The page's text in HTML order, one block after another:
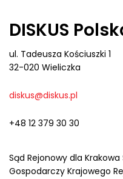
DISKUS
ul. Tadeusza Kościuszki 1
32-020 Wieliczka
diskus@diskus.pl
+48 12 379 30 30
Sąd Rejonowy dla
Gospodarczy Krajowego